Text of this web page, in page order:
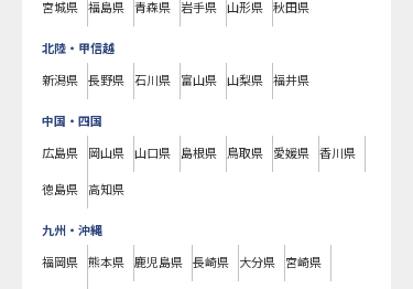
宮城県 福島県 青森県 岩手県 山形県 秋田県
北陸・甲信越
新潟県 長野県 石川県 富山県 山梨県 福井県
中国・四国
広島県 岡山県 山口県 島根県 鳥取県 愛媛県 香川県
徳島県 高知県
九州・沖縄
福岡県 熊本県 鹿児島県 長崎県 大分県 宮崎県